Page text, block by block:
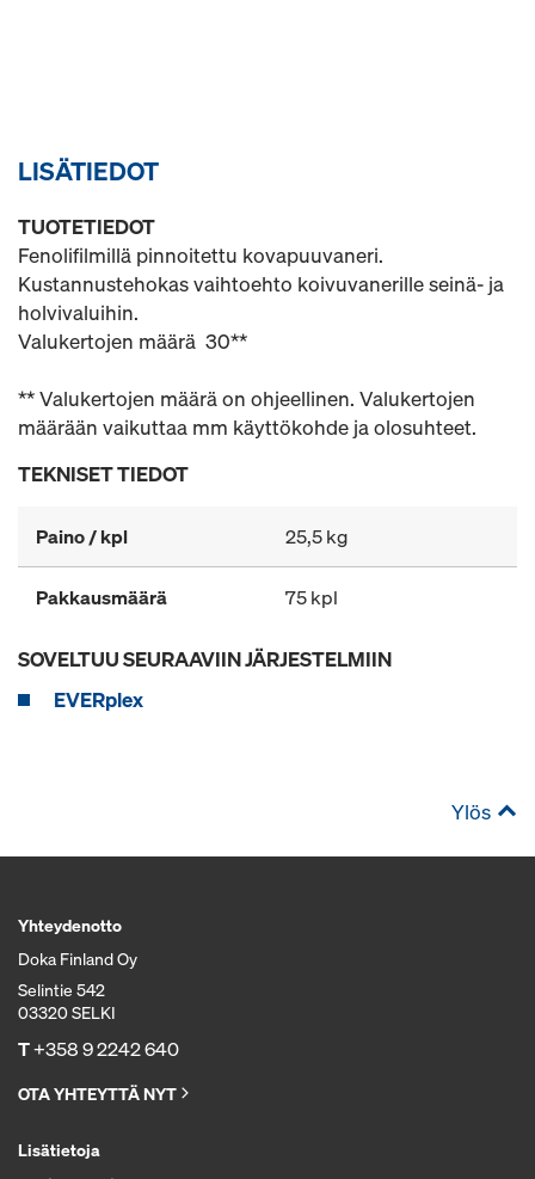
LISÄTIEDOT
TUOTETIEDOT
Fenolifilmillä pinnoitettu kovapuuvaneri.
Kustannustehokas vaihtoehto koivuvanerille seinä- ja
holvivaluihin.
Valukertojen määrä 30**
** Valukertojen määrä on ohjeellinen. Valukertojen
määrään vaikuttaa mm käyttökohde ja olosuhteet.
TEKNISET TIEDOT
Paino / kpl 25,5 kg
Pakkausmäärä 75 kpl
SOVELTUU SEURAAVIIN JÄRJESTELMIIN
EVERplex
Ylös
Yhteydenotto
Doka Finland Oy
Selintie 542
03320 SELKI
T+358 9 2242 640
OTA YHTEYTTÄ NYT
Lisätietoja